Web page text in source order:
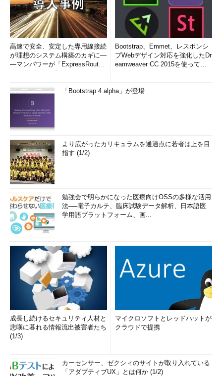
高速で安全、安定した専用線接続
が理想のシステム構築のカギに―
―マンパワーが「ExpressRout
Bootstrap、Emmet、レスポンシ
ブWebデザイン対応を強化したDr
eamweaver CC 2015を使って
「Bootstrap 4 alpha」が登場
より広がったカリキュラムを通過点に若者は上を目
指す (1/2)
勉強会で明らかになった医療向けOSSの多様な活用
法──電子カルテ、臨床試験データ解析、日本語医
学用語プラットフォーム、画...
成長し続けるセキュリティ人材と
悲嘆に暮れる情報流出被害者たち
(1/3)
マイクロソフトとレッドハットが
クラウドで提携
カーセンサー、ゼクシィのサイトが取り入れている
「アダプティブUX」とは何か (1/2)